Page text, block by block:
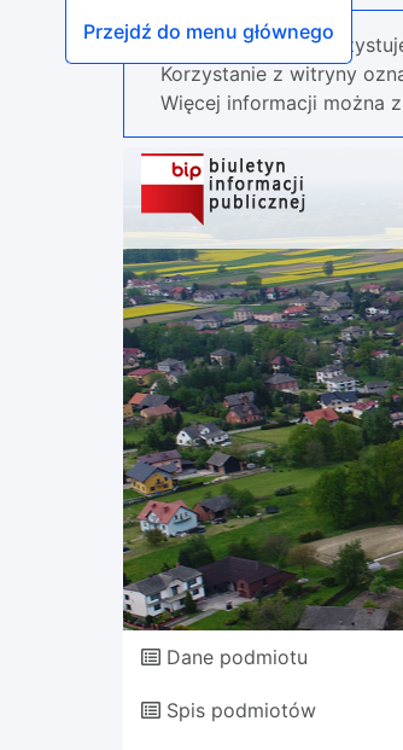
Przejdź do menu głównego
Nasza strona
Korzystanie z witryny
Więcej informacji można
Dane podmiotu
Spis podmiotów